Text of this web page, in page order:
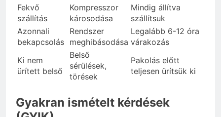
Fekvő
szállítás
Kompresszor
károsodása
Mindig állítva
szállítsuk
Azonnali
bekapcsolás
Rendszer
meghibásodása
Legalább 6-12 óra
várakozás
Ki nem
ürített belső
Belső
sérülések,
törések
Pakolás előtt
teljesen ürítsük ki
Gyakran ismételt kérdések